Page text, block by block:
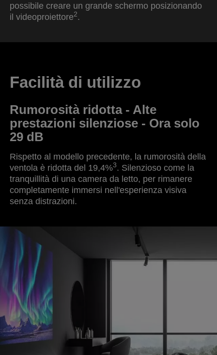
possibile creare un grande schermo posizionando
il videoproiettore2.
Facilità di utilizzo
Rumorosità ridotta - Alte
prestazioni silenziose - Ora solo
29 dB
Rispetto al modello precedente, la rumorosità della
ventola è ridotta del 19,4%3. Silenzioso come la
tranquillità di una camera da letto, per rimanere
completamente immersi nell'esperienza visiva
senza distrazioni.